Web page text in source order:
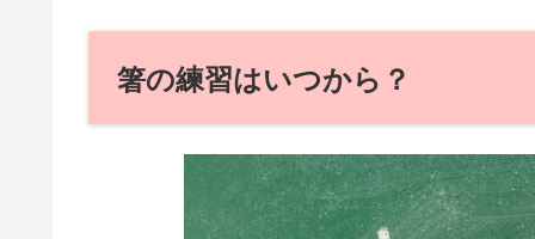
箸の練習はいつから？